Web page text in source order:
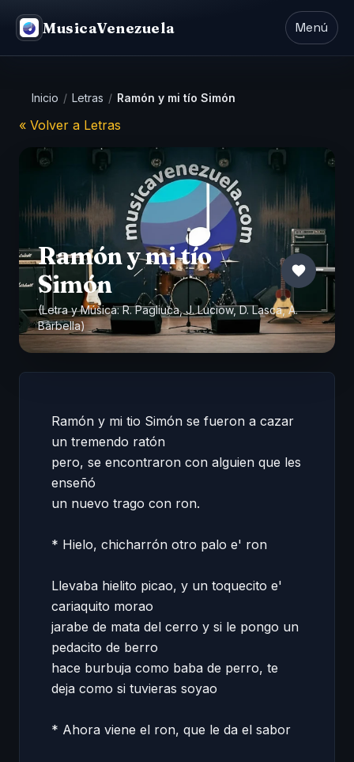
MusicaVenezuela Menú
Inicio / Letras / Ramón y mi tío Simón
« Volver a Letras
Ramón y mi tío
Simón
(Letra y Música: R. Pagliuca, J. Luciow, D. Lasca, A.
Barbella)
Ramón y mi tio Simón se fueron a cazar
un tremendo ratón
pero, se encontraron con alguien que les
enseñó
un nuevo trago con ron.
* Hielo, chicharrón otro palo e' ron
Llevaba hielito picao, y un toquecito e'
cariaquito morao
jarabe de mata del cerro y si le pongo un
pedacito de berro
hace burbuja como baba de perro, te
deja como si tuvieras soyao
* Ahora viene el ron, que le da el sabor